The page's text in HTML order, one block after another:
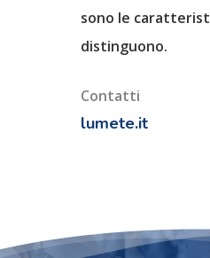
sono le
distinguono.
Contatti
lumete.it